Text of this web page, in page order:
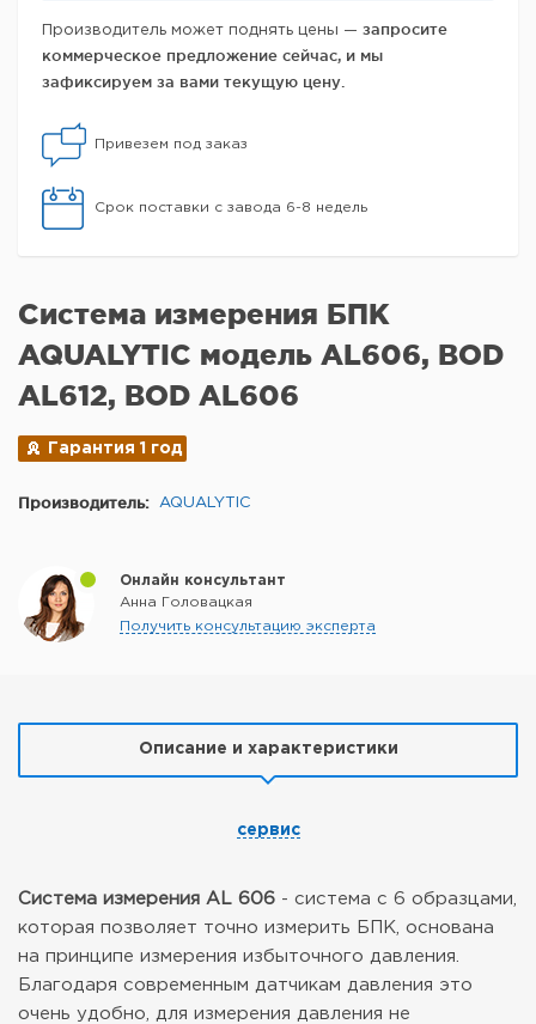
Производитель может поднять цены — запросите
коммерческое предложение сейчас, и мы
зафиксируем за вами текущую цену.
Привезем под заказ
Срок поставки с завода 6-8 недель
Система измерения БПК
AQUALYTIC модель AL606, BOD
AL612, BOD AL606
Гарантия 1 год
Производитель: AQUALYTIC
Онлайн консультант
Анна Головацкая
Получить консультацию эксперта
Описание и характеристики
сервис
Система измерения AL 606 - система с 6 образцами,
которая позволяет точно измерить БПК, основана
на принципе измерения избыточного давления.
Благодаря современным датчикам давления это
очень удобно, для измерения давления не